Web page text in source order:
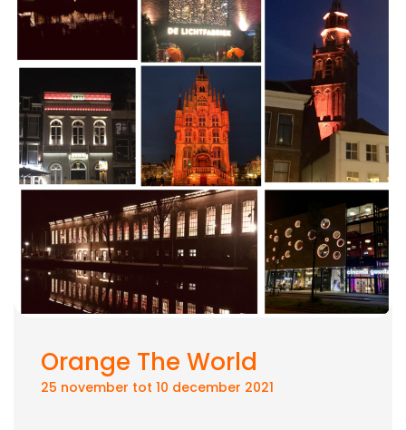
Orange The World
25 november tot 10 december 2021